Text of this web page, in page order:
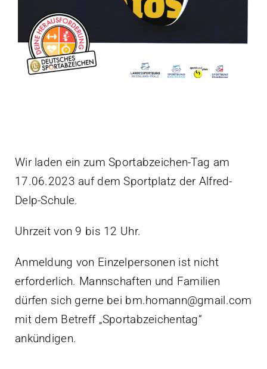
Wir laden ein zum Sportabzeichen-Tag am
17.06.2023 auf dem Sportplatz der Alfred-
Delp-Schule.
Uhrzeit von 9 bis 12 Uhr.
Anmeldung von Einzelpersonen ist nicht
erforderlich. Mannschaften und Familien
dürfen sich gerne bei bm.homann@gmail.com
mit dem Betreff „Sportabzeichentag“
ankündigen.